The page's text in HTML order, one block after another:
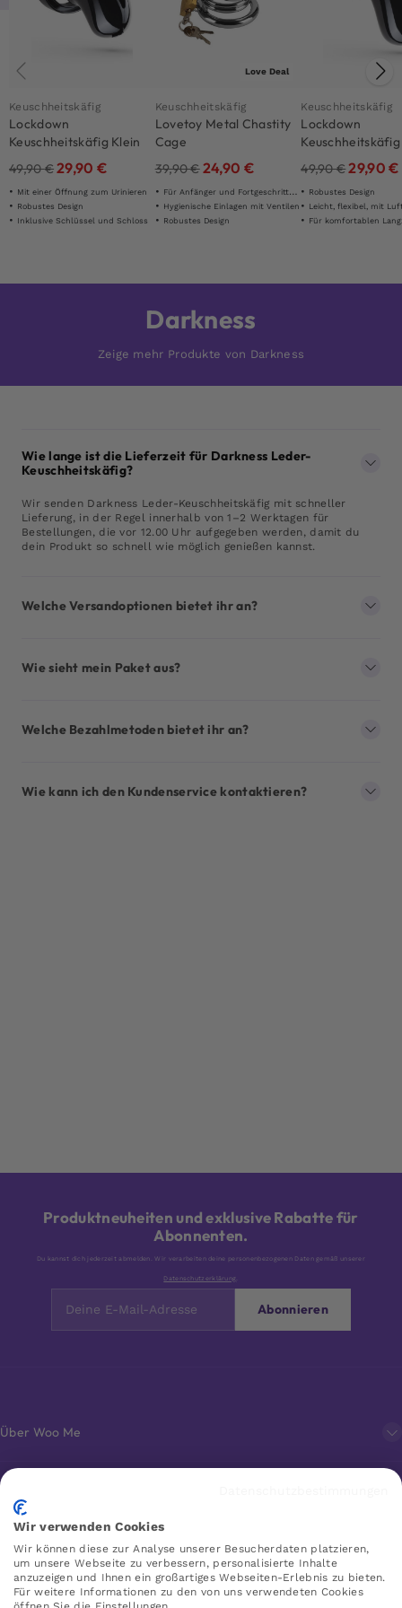
Keuschheitskäfig
Lockdown
Keuschheitskäfig Klein
49,90€29,90 €
Mit einer Öffnung zum Urinieren
Robustes Design
Inklusive Schlüssel und Schloss
Love Deal
Keuschheitskäfig
Lovetoy Metal Chastity
Cage
39,90€24,90 €
Für Anfänger und Fortgeschrittene
Hygienische Einlagen mit Ventilen
Robustes Design
Keuschheitskäfig
Lockdown
Keuschheitskäfig
49,90€29,90€
Robustes Design
Leicht, flexibel, mit
Für komfortablen
Darkness
Zeige mehr Produkte von Darkness
Wie lange ist die Lieferzeit für Darkness Leder-
Keuschheitskäfig?
Wir senden Darkness Leder-Keuschheitskäfig mit schneller
Lieferung, in der Regel innerhalb von 1–2 Werktagen für
Bestellungen, die vor 12.00 Uhr aufgegeben werden, damit du
dein Produkt so schnell wie möglich genießen kannst.
Welche Versandoptionen bietet ihr an?
Wie sieht mein Paket aus?
Welche Bezahlmetoden bietet ihr an?
Wie kann ich den Kundenservice kontaktieren?
Produktneuheiten und exklusive Rabatte für
Abonnenten.
Du kannst dich jederzeit abmelden. Wir verarbeiten deine personenbezogenen Daten gemäß unserer
Datenschutzerklärung
Abonnieren
Über Woo Me
Kundenservice
Favoriten
Wir verwenden Cookies
Wir können diese zur Analyse unserer Besucherdaten platzieren,
um unsere Webseite zu verbessern, personalisierte Inhalte
anzuzeigen und Ihnen ein großartiges Webseiten-Erlebnis zu bieten.
Für weitere Informationen zu den von uns verwendeten Cookies